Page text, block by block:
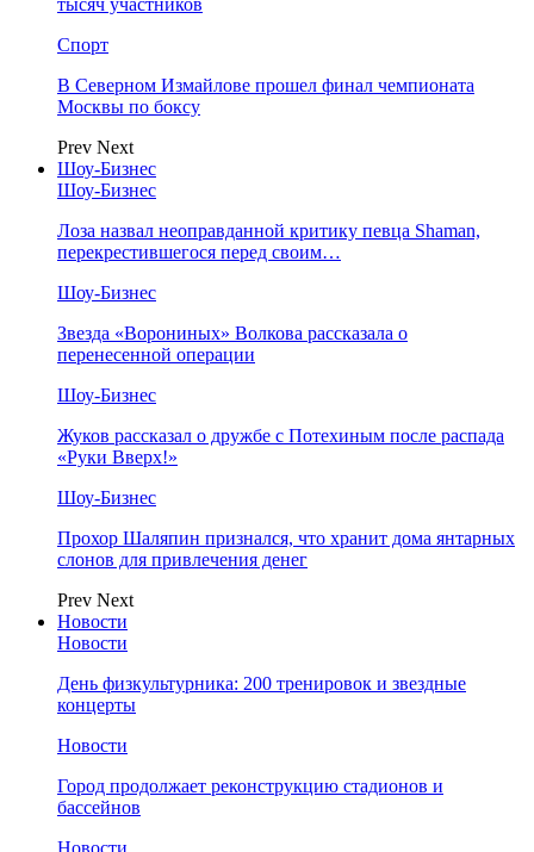
тысяч участников
Спорт
В Северном Измайлове прошел финал чемпионата
Москвы по боксу
Prev Next
Шоу-Бизнес
Шоу-Бизнес
Лоза назвал неоправданной критику певца Shaman,
перекрестившегося перед своим…
Шоу-Бизнес
Звезда «Ворониных» Волкова рассказала о
перенесенной операции
Шоу-Бизнес
Жуков рассказал о дружбе с Потехиным после распада
«Руки Вверх!»
Шоу-Бизнес
Прохор Шаляпин признался, что хранит дома янтарных
слонов для привлечения денег
Prev Next
Новости
Новости
День физкультурника: 200 тренировок и звездные
концерты
Новости
Город продолжает реконструкцию стадионов и
бассейнов
Новости